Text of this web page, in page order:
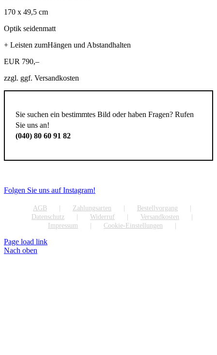
170 x 49,5 cm
Optik seidenmatt
+ Leisten zumHängen und Abstandhalten
EUR 790,–
zzgl. ggf. Versandkosten
Sie suchen ein bestimmtes Bild oder haben Fragen? Rufen
Sie uns an!
(040) 80 60 91 82
Folgen Sie uns auf Instagram!
AGB Zahlungsarten
Bestellvorgang
Datenschutz
Widerruf
Versandkosten
Impressum
Cookie-Einstellungen
Page load link
Nach oben